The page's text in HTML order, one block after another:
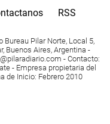
RSS
Bureau Pilar Norte, Local 5,
Buenos Aires, Argentina -
- Contacto:
- Empresa propietaria del
de Inicio: Febrero 2010